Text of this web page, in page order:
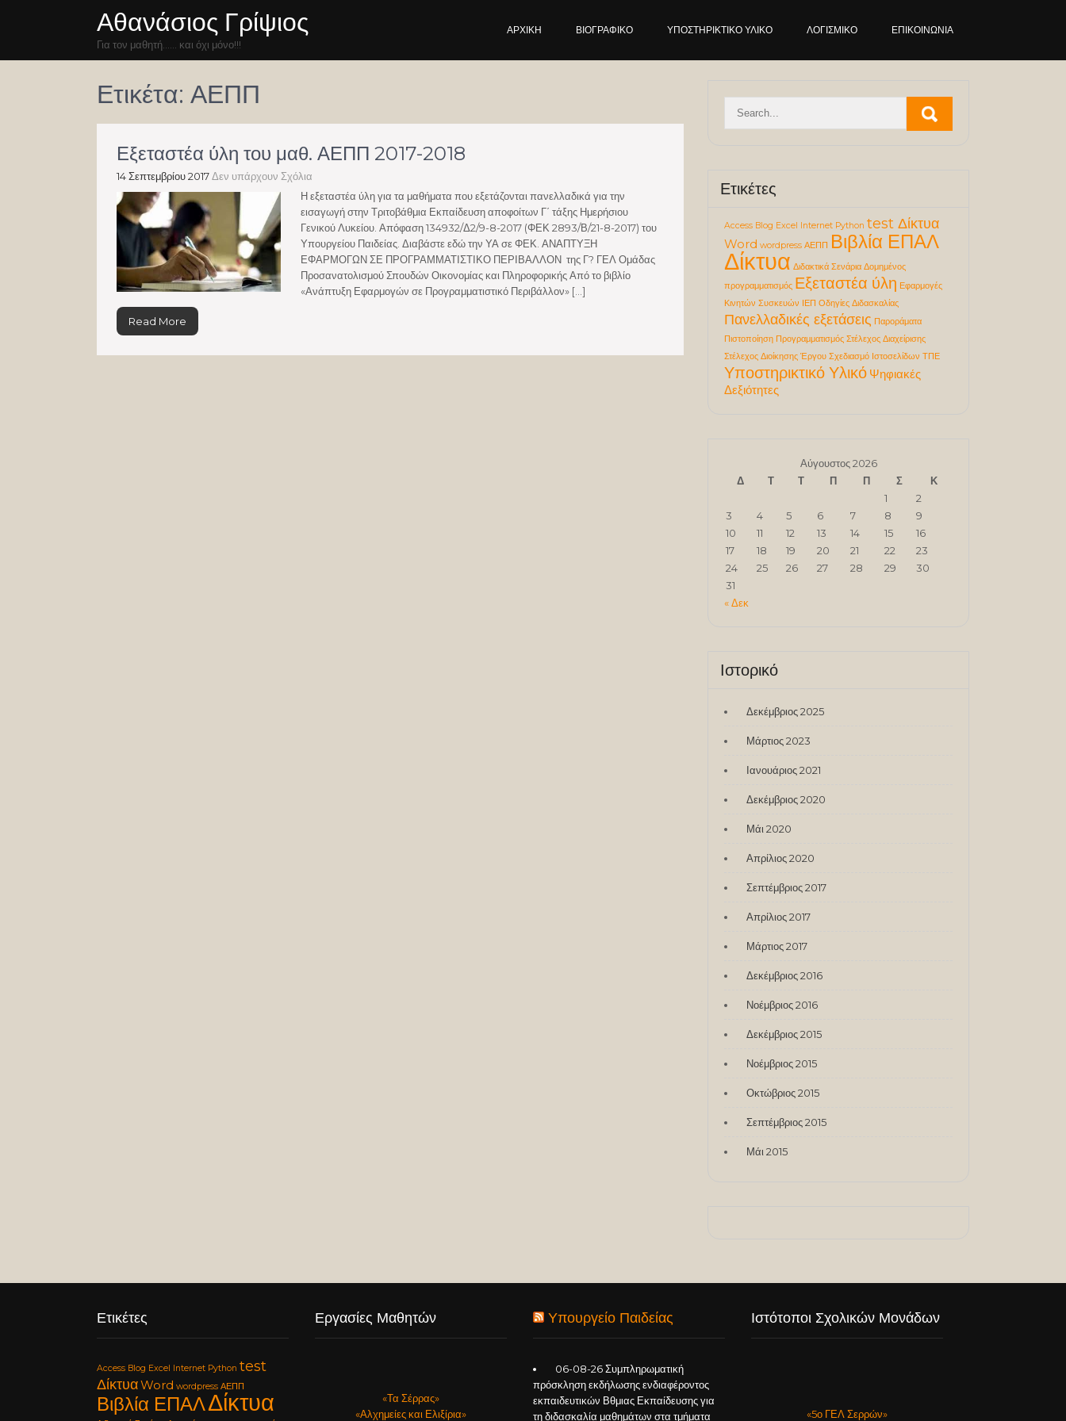
Αθανάσιος Γρίψιος
Για τον μαθητή…… και όχι μόνο!!!
ΑΡΧΙΚΉ ΒΙΟΓΡΑΦΙΚΌ ΥΠΟΣΤΗΡΙΚΤΙΚΌ ΥΛΙΚΌ ΛΟΓΙΣΜΙΚΌ ΕΠΙΚΟΙΝΩΝΊΑ
Ετικέτα: ΑΕΠΠ
Εξεταστέα ύλη του μαθ. ΑΕΠΠ 2017-2018
14 Σεπτεμβρίου 2017Δεν υπάρχουν Σχόλια
Η εξεταστέα ύλη για τα μαθήματα που εξετάζονται πανελλαδικά για την
εισαγωγή στην Τριτοβάθμια Εκπαίδευση αποφοίτων Γ΄ τάξης Ημερήσιου
Γενικού Λυκείου. Απόφαση 134932/Δ2/9-8-2017 (ΦΕΚ 2893/Β/21-8-2017) του
Υπουργείου Παιδείας. Διαβάστε εδώ την ΥΑ σε ΦΕΚ. ΑΝΑΠΤΥΞΗ
ΕΦΑΡΜΟΓΩΝ ΣΕ ΠΡΟΓΡΑΜΜΑΤΙΣΤΙΚΟ ΠΕΡΙΒΑΛΛΟΝ της Γ? ΓΕΛ Ομάδας
Προσανατολισμού Σπουδών Οικονομίας και Πληροφορικής Από το βιβλίο
«Ανάπτυξη Εφαρμογών σε Προγραμματιστικό Περιβάλλον» […]
Read More
Ετικέτες
Access Blog Excel Internet Python test Δίκτυα
Word wordpress ΑΕΠΠ Βιβλία ΕΠΑΛ
Δίκτυα Διδακτικά Σενάρια Δομημένος
προγραμματισμός Εξεταστέα ύλη Εφαρμογές
Κινητών Συσκευών ΙΕΠ Οδηγίες Διδασκαλίας
Πανελλαδικές εξετάσεις Παροράματα
Πιστοποίηση Προγραμματισμός Στέλεχος Διαχείρισης
Στέλεχος Διοίκησης Έργου Σχεδιασμό Ιστοσελίδων ΤΠΕ
Υποστηρικτικό Υλικό Ψηφιακές
Δεξιότητες
Αύγουστος 2026
Δ
Τ Τ Π Π Σ
Κ
1
2
3
4 5 6 7 8
9
10
11 12 13 14 15
16
17
18 19 20 21 22
23
24
25 26 27 28 29
30
31
« Δεκ
Ιστορικό
Δεκέμβριος 2025
Μάρτιος 2023
Ιανουάριος 2021
Δεκέμβριος 2020
Μάι 2020
Απρίλιος 2020
Σεπτέμβριος 2017
Απρίλιος 2017
Μάρτιος 2017
Δεκέμβριος 2016
Νοέμβριος 2016
Δεκέμβριος 2015
Νοέμβριος 2015
Οκτώβριος 2015
Σεπτέμβριος 2015
Μάι 2015
Ετικέτες
Access Blog Excel Internet Python test
ΔίκτυαWord wordpress ΑΕΠΠ
Βιβλία ΕΠΑΛΔίκτυα
Εργασίες Μαθητών
«Τα Σέρρας»
«Αλχημείες και Ελιξίρια»
Υπουργείο Παιδείας
06-08-26 Συμπληρωματική
πρόσκληση εκδήλωσης ενδιαφέροντος
εκπαιδευτικών Βθμιας Εκπαίδευσης για
τη διδασκαλία μαθημάτων στα τμήματα
Ιστότοποι Σχολικών Μονάδων
«5ο ΓΕΛ Σερρών»